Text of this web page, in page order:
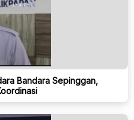
Bandara Sepinggan,